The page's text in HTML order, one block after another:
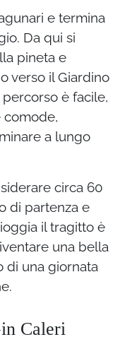
e termina
Da qui si
pineta e
verso il Giardino
è facile,
comode,
a lungo
circa 60
di partenza e
il tragitto è
una bella
di una giornata
Caleri